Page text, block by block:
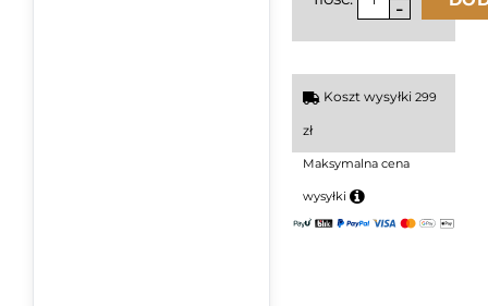
Koszt wysyłki 299
zł
Maksymalna cena
wysyłki